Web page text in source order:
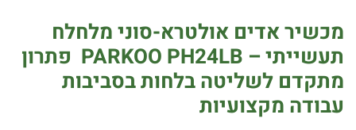
מכשיר אדים אולטרא-סוני מלחלח
תעשייתי– PARKOO PH24LB
פתרון
מתקדם לשליטה בלחות בסביבות
עבודה מקצועיות